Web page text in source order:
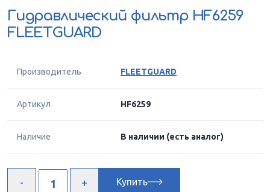
Гидравлический фильтр HF6259
FLEETGUARD
Производитель FLEETGUARD
Артикул HF6259
Наличие В наличии (есть аналог)
Купить